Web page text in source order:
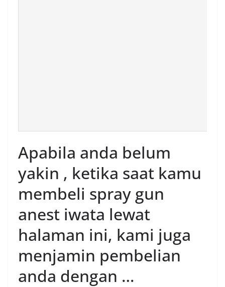
Apabila anda belum
yakin , ketika saat kamu
membeli spray gun
anest iwata lewat
halaman ini, kami juga
menjamin pembelian
anda dengan …